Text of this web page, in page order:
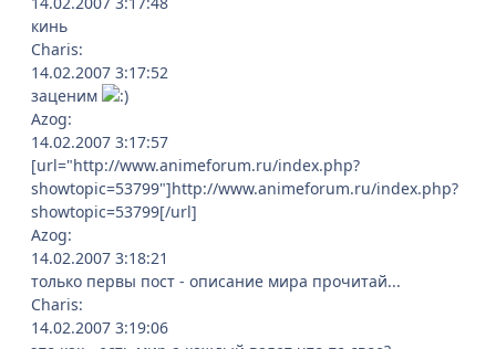
кинь
Charis:
14.02.2007 3:17:52
заценим
Azog:
14.02.2007 3:17:57
[url="http://www.animeforum.ru/index.php?
showtopic=53799"]http://www.animeforum.ru/index.php?
showtopic=53799[/url]
Azog:
14.02.2007 3:18:21
только первы пост - описание мира прочитай...
Charis:
14.02.2007 3:19:06